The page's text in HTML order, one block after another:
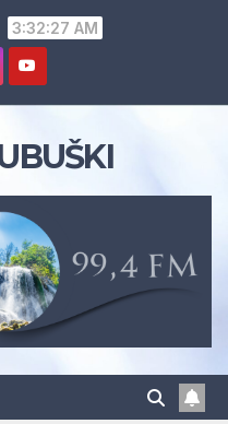
3:32:28 AM